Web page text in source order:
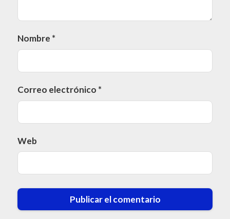
Nombre *
Correo electrónico *
Web